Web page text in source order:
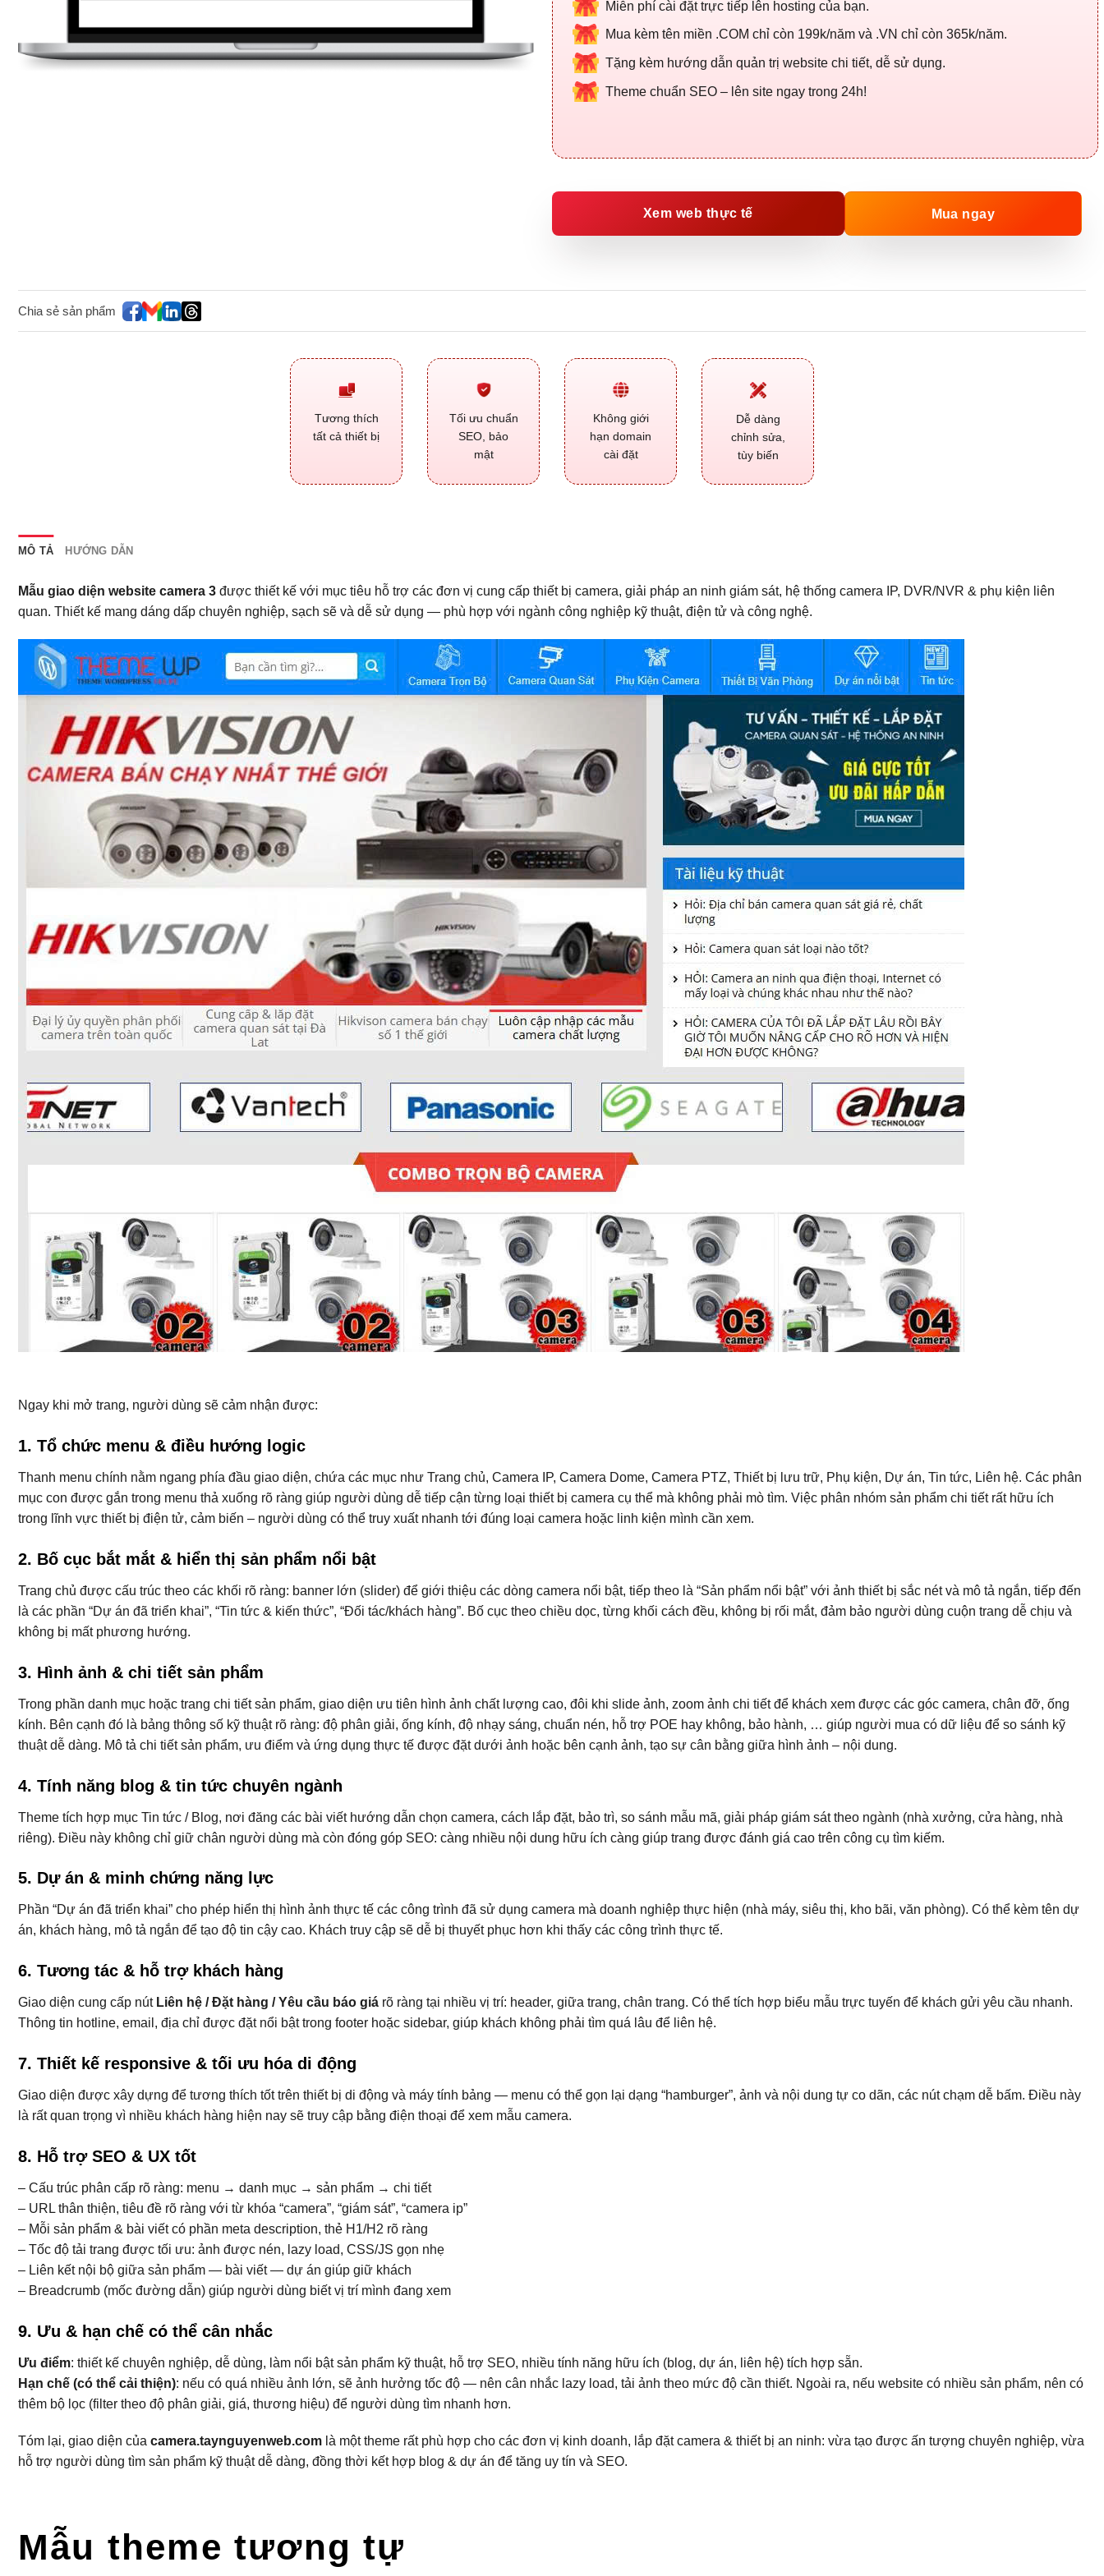
Miễn phí cài đặt trực tiếp lên hosting của bạn.
Mua kèm tên miền .COM chỉ còn 199k/năm và .VN chỉ còn 365k/năm.
Tặng kèm hướng dẫn quản trị website chi tiết, dễ sử dụng.
Theme chuẩn SEO – lên site ngay trong 24h!
Xem web thực tế Mua ngay
Chia sẻ sản phẩm
Tương thích
tất cả thiết bị
Tối ưu chuẩn
SEO, bảo
mật
Không giới
hạn domain
cài đặt
Dễ dàng
chỉnh sửa,
tùy biến
MÔ TẢ HƯỚNG DẪN
Mẫu giao diện website camera 3 được thiết kế với mục tiêu hỗ trợ các đơn vị cung cấp thiết bị camera, giải pháp an ninh giám sát, hệ thống camera IP, DVR/NVR & phụ kiện liên
quan. Thiết kế mang dáng dấp chuyên nghiệp, sạch sẽ và dễ sử dụng — phù hợp với ngành công nghiệp kỹ thuật, điện tử và công nghệ.
Ngay khi mở trang, người dùng sẽ cảm nhận được:
1. Tổ chức menu & điều hướng logic
Thanh menu chính nằm ngang phía đầu giao diện, chứa các mục như Trang chủ, Camera IP, Camera Dome, Camera PTZ, Thiết bị lưu trữ, Phụ kiện, Dự án, Tin tức, Liên hệ. Các phân
mục con được gắn trong menu thả xuống rõ ràng giúp người dùng dễ tiếp cận từng loại thiết bị camera cụ thể mà không phải mò tìm. Việc phân nhóm sản phẩm chi tiết rất hữu ích
trong lĩnh vực thiết bị điện tử, cảm biến – người dùng có thể truy xuất nhanh tới đúng loại camera hoặc linh kiện mình cần xem.
2. Bố cục bắt mắt & hiển thị sản phẩm nổi bật
Trang chủ được cấu trúc theo các khối rõ ràng: banner lớn (slider) để giới thiệu các dòng camera nổi bật, tiếp theo là “Sản phẩm nổi bật” với ảnh thiết bị sắc nét và mô tả ngắn, tiếp đến
là các phần “Dự án đã triển khai”, “Tin tức & kiến thức”, “Đối tác/khách hàng”. Bố cục theo chiều dọc, từng khối cách đều, không bị rối mắt, đảm bảo người dùng cuộn trang dễ chịu và
không bị mất phương hướng.
3. Hình ảnh & chi tiết sản phẩm
Trong phần danh mục hoặc trang chi tiết sản phẩm, giao diện ưu tiên hình ảnh chất lượng cao, đôi khi slide ảnh, zoom ảnh chi tiết để khách xem được các góc camera, chân đỡ, ống
kính. Bên cạnh đó là bảng thông số kỹ thuật rõ ràng: độ phân giải, ống kính, độ nhạy sáng, chuẩn nén, hỗ trợ POE hay không, bảo hành, … giúp người mua có dữ liệu để so sánh kỹ
thuật dễ dàng. Mô tả chi tiết sản phẩm, ưu điểm và ứng dụng thực tế được đặt dưới ảnh hoặc bên cạnh ảnh, tạo sự cân bằng giữa hình ảnh – nội dung.
4. Tính năng blog & tin tức chuyên ngành
Theme tích hợp mục Tin tức / Blog, nơi đăng các bài viết hướng dẫn chọn camera, cách lắp đặt, bảo trì, so sánh mẫu mã, giải pháp giám sát theo ngành (nhà xưởng, cửa hàng, nhà
riêng). Điều này không chỉ giữ chân người dùng mà còn đóng góp SEO: càng nhiều nội dung hữu ích càng giúp trang được đánh giá cao trên công cụ tìm kiếm.
5. Dự án & minh chứng năng lực
Phần “Dự án đã triển khai” cho phép hiển thị hình ảnh thực tế các công trình đã sử dụng camera mà doanh nghiệp thực hiện (nhà máy, siêu thị, kho bãi, văn phòng). Có thể kèm tên dự
án, khách hàng, mô tả ngắn để tạo độ tin cậy cao. Khách truy cập sẽ dễ bị thuyết phục hơn khi thấy các công trình thực tế.
6. Tương tác & hỗ trợ khách hàng
Giao diện cung cấp nút Liên hệ / Đặt hàng / Yêu cầu báo giá rõ ràng tại nhiều vị trí: header, giữa trang, chân trang. Có thể tích hợp biểu mẫu trực tuyến để khách gửi yêu cầu nhanh.
Thông tin hotline, email, địa chỉ được đặt nổi bật trong footer hoặc sidebar, giúp khách không phải tìm quá lâu để liên hệ.
7. Thiết kế responsive & tối ưu hóa di động
Giao diện được xây dựng để tương thích tốt trên thiết bị di động và máy tính bảng — menu có thể gọn lại dạng “hamburger”, ảnh và nội dung tự co dãn, các nút chạm dễ bấm. Điều này
là rất quan trọng vì nhiều khách hàng hiện nay sẽ truy cập bằng điện thoại để xem mẫu camera.
8. Hỗ trợ SEO & UX tốt
– Cấu trúc phân cấp rõ ràng: menu → danh mục → sản phẩm → chi tiết
– URL thân thiện, tiêu đề rõ ràng với từ khóa “camera”, “giám sát”, “camera ip”
– Mỗi sản phẩm & bài viết có phần meta description, thẻ H1/H2 rõ ràng
– Tốc độ tải trang được tối ưu: ảnh được nén, lazy load, CSS/JS gọn nhẹ
– Liên kết nội bộ giữa sản phẩm — bài viết — dự án giúp giữ khách
– Breadcrumb (mốc đường dẫn) giúp người dùng biết vị trí mình đang xem
9. Ưu & hạn chế có thể cân nhắc
Ưu điểm: thiết kế chuyên nghiệp, dễ dùng, làm nổi bật sản phẩm kỹ thuật, hỗ trợ SEO, nhiều tính năng hữu ích (blog, dự án, liên hệ) tích hợp sẵn.
Hạn chế (có thể cải thiện): nếu có quá nhiều ảnh lớn, sẽ ảnh hưởng tốc độ — nên cân nhắc lazy load, tải ảnh theo mức độ cần thiết. Ngoài ra, nếu website có nhiều sản phẩm, nên có
thêm bộ lọc (filter theo độ phân giải, giá, thương hiệu) để người dùng tìm nhanh hơn.
Tóm lại, giao diện của camera.taynguyenweb.com là một theme rất phù hợp cho các đơn vị kinh doanh, lắp đặt camera & thiết bị an ninh: vừa tạo được ấn tượng chuyên nghiệp, vừa
hỗ trợ người dùng tìm sản phẩm kỹ thuật dễ dàng, đồng thời kết hợp blog & dự án để tăng uy tín và SEO.
Mẫu theme tương tự